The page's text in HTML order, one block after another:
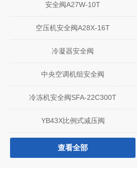
安全阀A27W-10T
空压机安全阀A28X-16T
冷凝器安全阀
中央空调机组安全阀
冷冻机安全阀SFA-22C300T
YB43X比例式减压阀
查看全部